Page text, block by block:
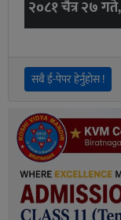
२०८१ चैत्र २७
सबै ई-पेपर हेर्नुहोस !